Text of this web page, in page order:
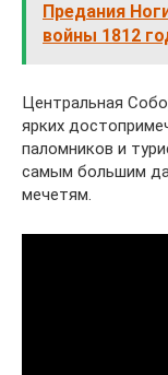
Предания
войны 1812
Центральная
ярких
паломников и
самым большим
мечетям.